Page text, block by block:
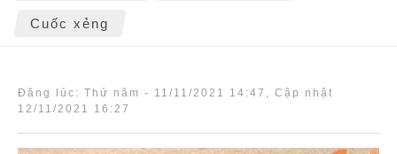
Cuốc xẻng
Đăng lúc: Thứ năm - 11/11/2021 14:47 , Cập nhật
12/11/2021 16:27